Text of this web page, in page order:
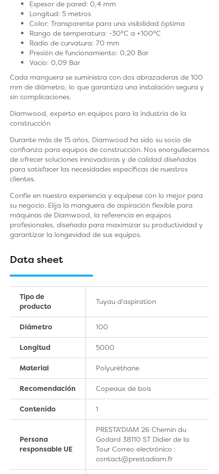
Espesor de pared: 0,4 mm
Longitud: 5 metros
Color: Transparente para una visibilidad óptima
Rango de temperatura: -30°C a +100°C
Radio de curvatura: 70 mm
Presión de funcionamiento: 0,20 Bar
Vacío: 0,09 Bar
Cada manguera se suministra con dos abrazaderas de 100
mm de diámetro, lo que garantiza una instalación segura y
sin complicaciones.
Diamwood, experto en equipos para la industria de la
construcción
Durante más de 15 años, Diamwood ha sido su socio de
confianza para equipos de construcción. Nos enorgullecemos
de ofrecer soluciones innovadoras y de calidad diseñadas
para satisfacer las necesidades específicas de nuestros
clientes.
Confíe en nuestra experiencia y equípese con lo mejor para
su negocio. Elija la manguera de aspiración flexible para
máquinas de Diamwood, la referencia en equipos
profesionales, diseñada para maximizar su productividad y
garantizar la longevidad de sus equipos.
Data sheet
Tipo de
producto
Tuyau d'aspiration
Diámetro 100
Longitud 5000
Material Polyuréthane
Recomendación Copeaux de bois
Contenido 1
Persona
responsable UE
PRESTA'DIAM 26 Chemin du
Godard 38110 ST Didier de la
Tour Correo electrónico :
contact@prestadiam.fr